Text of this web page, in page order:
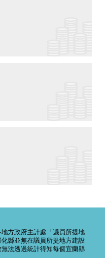
地方政府主計處「議員所提地
縣並無在議員所提地方建設
法透過統計得知每個宜蘭縣